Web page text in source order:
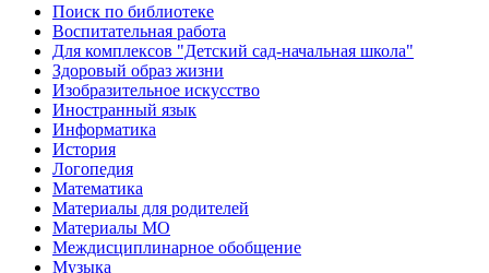
Поиск по библиотеке
Воспитательная работа
Для комплексов "Детский сад-начальная школа"
Здоровый образ жизни
Изобразительное искусство
Иностранный язык
Информатика
История
Логопедия
Математика
Материалы для родителей
Материалы МО
Междисциплинарное обобщение
Музыка